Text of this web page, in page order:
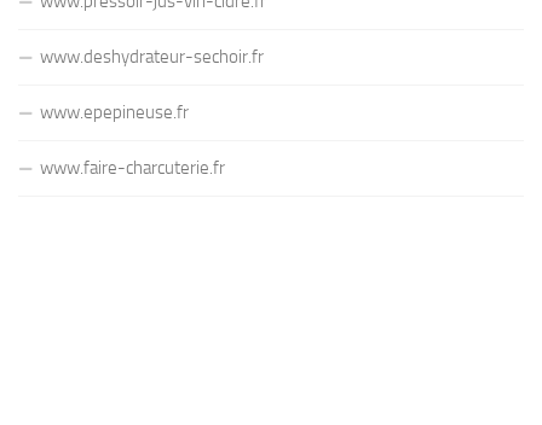
www.deshydrateur-sechoir.fr
www.epepineuse.fr
www.faire-charcuterie.fr